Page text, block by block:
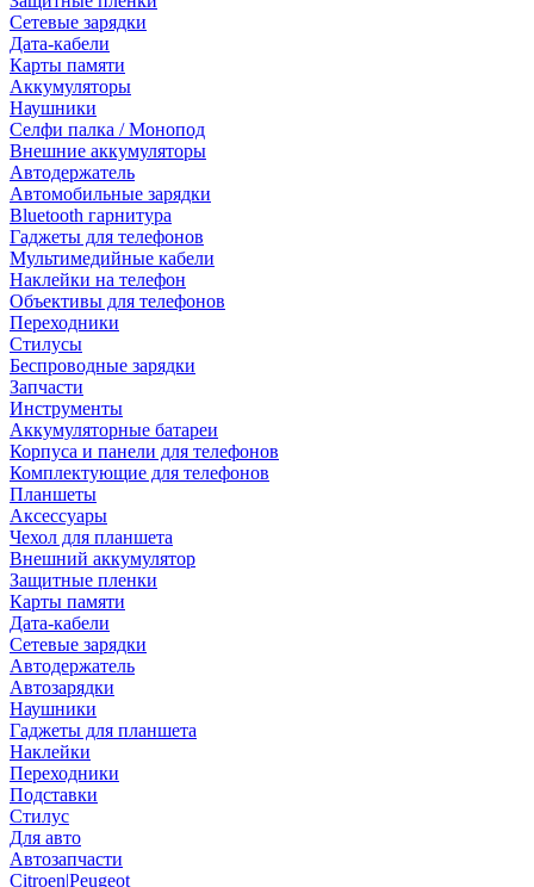
Сетевые зарядки
Дата-кабели
Карты памяти
Аккумуляторы
Наушники
Селфи палка / Монопод
Внешние аккумуляторы
Автодержатель
Автомобильные зарядки
Bluetooth гарнитура
Гаджеты для телефонов
Мультимедийные кабели
Наклейки на телефон
Объективы для телефонов
Переходники
Стилусы
Беспроводные зарядки
Запчасти
Инструменты
Аккумуляторные батареи
Корпуса и панели для телефонов
Комплектующие для телефонов
Планшеты
Аксессуары
Чехол для планшета
Внешний аккумулятор
Защитные пленки
Карты памяти
Дата-кабели
Сетевые зарядки
Автодержатель
Автозарядки
Наушники
Гаджеты для планшета
Наклейки
Переходники
Подставки
Стилус
Для авто
Автозапчасти
Citroen|Peugeot